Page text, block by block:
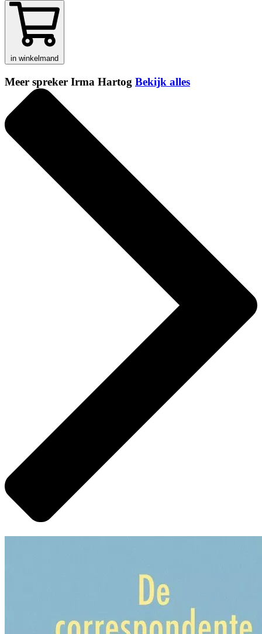
in winkelmand
Meer spreker Irma Hartog Bekijk alles